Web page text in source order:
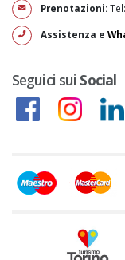
Prenotazioni:Tel:
Assistenza e
Seguici sui Social